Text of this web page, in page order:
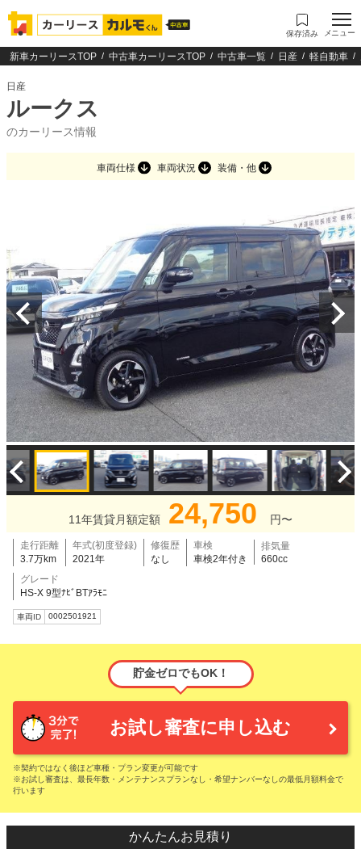
保存済み メニュー
新車カーリースTOP 中古車カーリースTOP 中古車一覧 日産 軽自動車
日産
ルークス
のカーリース情報
車両仕様 車両状況 装備・他
11年賃貸月額定額 24,750 円〜
走行距離
3.7万km
年式(初度登録)
2021年
修復歴
なし
車検
車検2年付き
排気量
660cc
グレード
HS-X 9型ﾅﾋﾞBTｱﾗﾓﾆ
車両ID 0002501921
貯金ゼロでもOK！
お試し審査に申し込む
※契約ではなく後ほど車種・プラン変更が可能です
※お試し審査は、最長年数・メンテナンスプランなし・希望ナンバーなしの最低月額料金で
行います
かんたんお見積り